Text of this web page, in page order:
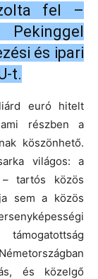
fel –
és ipari
t.
euró hitelt
ami részben a
köszönhető.
világos: a
– tartós közös
sem a közös
és közelgő